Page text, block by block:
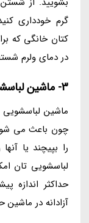
گرم خودداری
کتان خانگی که
در دمای ولرم
3- ماشین لباسشویی را سنگین نکنید
ماشین لباسشویی
چون باعث می شود
را بپیچند یا
لباسشویی تان
حداکثر اندازه
آزادانه در